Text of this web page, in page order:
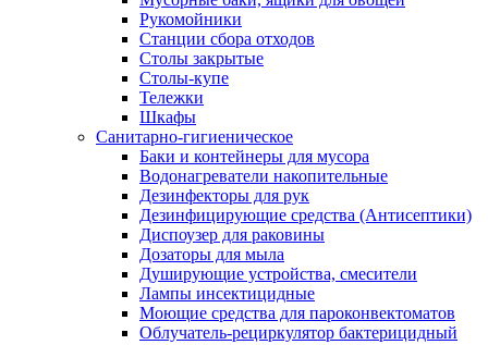
Рукомойники
Станции сбора отходов
Столы закрытые
Столы-купе
Тележки
Шкафы
Санитарно-гигиеническое
Баки и контейнеры для мусора
Водонагреватели накопительные
Дезинфекторы для рук
Дезинфицирующие средства (Антисептики)
Диспоузер для раковины
Дозаторы для мыла
Душирующие устройства, смесители
Лампы инсектицидные
Моющие средства для пароконвектоматов
Облучатель-рециркулятор бактерицидный